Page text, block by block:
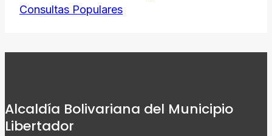
Consultas Populares
Alcaldía Bolivariana del Municipio
Libertador